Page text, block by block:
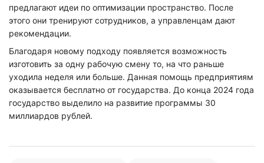
предлагают идеи по оптимизации пространство. После
этого они тренируют сотрудников, а управленцам дают
рекомендации.
Благодаря новому подходу появляется возможность
изготовить за одну рабочую смену то, на что раньше
уходила неделя или больше. Данная помощь предприятиям
оказывается бесплатно от государства. До конца 2024 года
государство выделило на развитие программы 30
миллиардов рублей.